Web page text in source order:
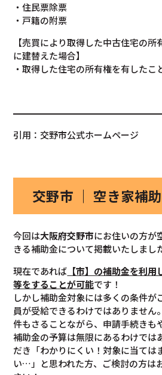
・住民票除票
・戸籍の附票
【売買により取得した中古住宅の
に建替えた場合】
・取得した住宅の所有権を有したこ
引用：交野市公式ホームページ
交野市 ｜ 空き家補
今回は大阪府交野市にお住いの方が
きる補助金について掲載いたしまし
現在であれば 【市】の補助金を利用
等をすることが可能です！
しかし補助金対象には多くの条件が
員が受給できるわけではありません
件もさることながら、申請手続きも
補助金の予算は無限にあるわけでは
だき「わかりにくい！対象に当ては
い…」と思われた方、ご検討の方は